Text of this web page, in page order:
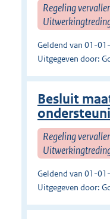
Regeling
Geldend van 01-
Uitgegeven door:
Besluit
Regeling
Geldend van 01-
Uitgegeven door: